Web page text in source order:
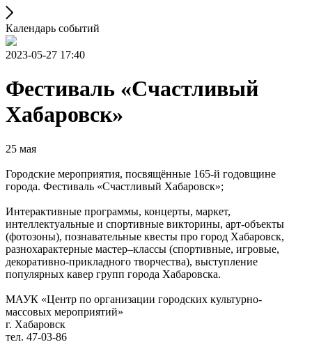
Календарь событий
2023-05-27 17:40
Фестиваль «Счастливый
Хабаровск»
25 мая
Городские мероприятия, посвящённые 165-й годовщине
города. Фестиваль «Счастливый Хабаровск»;
Интерактивные программы, концерты, маркет,
интеллектуальные и спортивные викторины, арт-объекты
(фотозоны), познавательные квесты про город Хабаровск,
разнохарактерные мастер–классы (спортивные, игровые,
декоративно-прикладного творчества), выступление
популярных кавер групп города Хабаровска.
МАУК «Центр по организации городских культурно-
массовых мероприятий»
г. Хабаровск
тел. 47-03-86